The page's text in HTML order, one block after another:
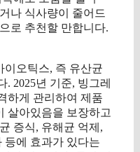
나 식사량이 줄어드
로 추천할 만합니다.
이오틱스, 즉 유산균
2025년 기준, 빙그레
하게 관리하여 제품
살아있음을 보장하고
증식, 유해균 억제,
등에 효과가 있다는